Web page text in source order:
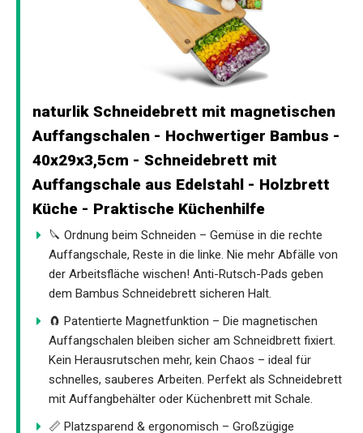
naturlik Schneidebrett mit magnetischen
Auffangschalen - Hochwertiger Bambus -
40x29x3,5cm - Schneidebrett mit
Auffangschale aus Edelstahl - Holzbrett
Küche - Praktische Küchenhilfe
🔪 Ordnung beim Schneiden – Gemüse in die rechte
Auffangschale, Reste in die linke. Nie mehr Abfälle von
der Arbeitsfläche wischen! Anti-Rutsch-Pads geben
dem Bambus Schneidebrett sicheren Halt.
🧲 Patentierte Magnetfunktion – Die magnetischen
Auffangschalen bleiben sicher am Schneidbrett fixiert.
Kein Herausrutschen mehr, kein Chaos – ideal für
schnelles, sauberes Arbeiten. Perfekt als Schneidebrett
mit Auffangbehälter oder Küchenbrett mit Schale.
📏 Platzsparend & ergonomisch – Großzügige